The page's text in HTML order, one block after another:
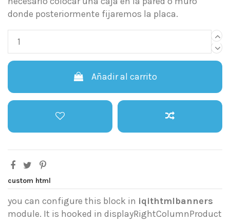
donde posteriormente fijaremos la placa.
Añadir al carrito
custom html
you can configure this block in iqithtmlbanners
module. It is hooked in displayRightColumnProduct